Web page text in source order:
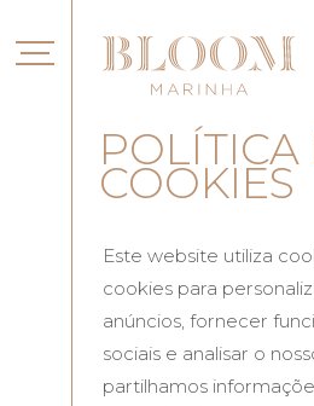
POLÍTICA
COOKIES
Este website utiliza
cookies para
anúncios, fornecer
sociais e analisar o
partilhamos